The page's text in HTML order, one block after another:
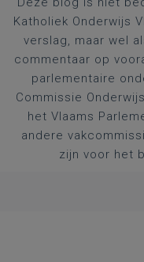
Katholiek Onderwijs
verslag, maar wel
commentaar op
parlementaire
Commissie
het Vlaams
andere
zijn voor het